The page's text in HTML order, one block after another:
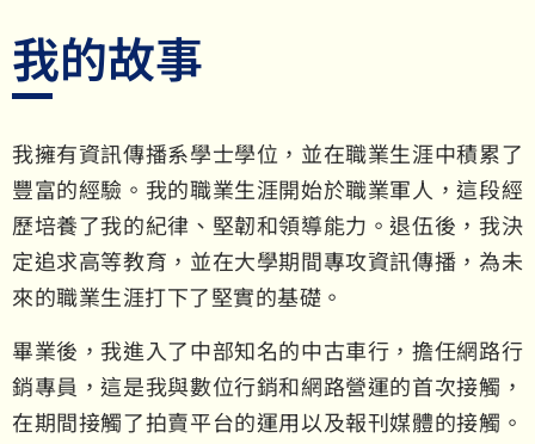
我的故事
我擁有資訊傳播系學士學位，並在職業生涯中積累了
豐富的經驗。我的職業生涯開始於職業軍人，這段經
歷培養了我的紀律、堅韌和領導能力。退伍後，我決
定追求高等教育，並在大學期間專攻資訊傳播，為未
來的職業生涯打下了堅實的基礎。
畢業後，我進入了中部知名的中古車行，擔任網路行
銷專員，這是我與數位行銷和網路營運的首次接觸，
在期間接觸了拍賣平台的運用以及報刊媒體的接觸。